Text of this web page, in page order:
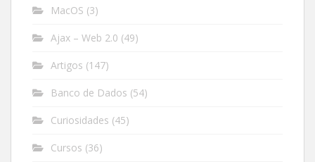
MacOS (3)
Ajax – Web 2.0 (49)
Artigos (147)
Banco de Dados (54)
Curiosidades (45)
Cursos (36)